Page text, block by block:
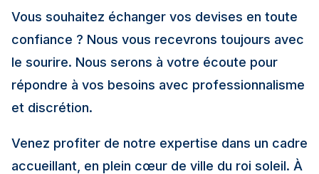
Vous souhaitez échanger vos devises en toute
confiance ? Nous vous recevrons toujours avec
le sourire. Nous serons à votre écoute pour
répondre à vos besoins avec professionnalisme
et discrétion.
Venez profiter de notre expertise dans un cadre
accueillant, en plein cœur de ville du roi soleil. À